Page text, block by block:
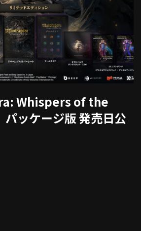
Whispers of the
ッケージ版 発売日公